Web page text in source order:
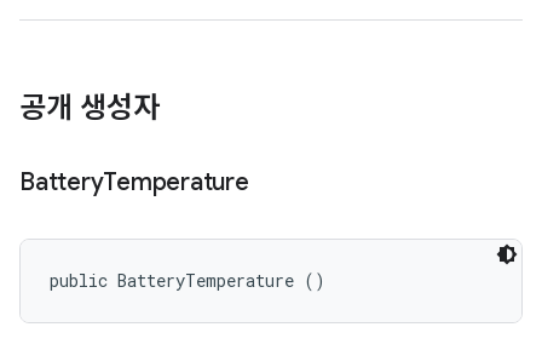
공개 생성자
BatteryTemperature
public BatteryTemperature ()